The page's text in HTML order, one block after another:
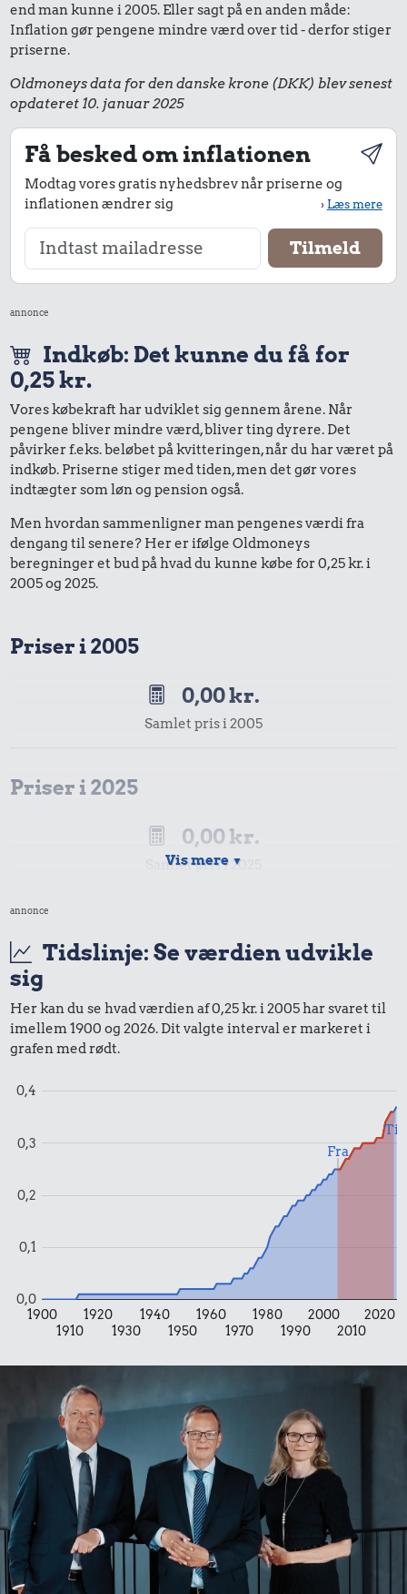
end man kunne i 2005. Eller sagt på en anden måde:
Inflation gør pengene mindre værd over tid - derfor stiger
priserne.
Oldmoneys data for den danske krone (DKK) blev senest
opdateret 10. januar 2025
Få besked om inflationen
Modtag vores gratis nyhedsbrev når priserne og
inflationen ændrer sig
›Læs mere
annonce
Indkøb: Det kunne du få for
0,25 kr.
Vores købekraft har udviklet sig gennem årene. Når
pengene bliver mindre værd, bliver ting dyrere. Det
påvirker f.eks. beløbet på kvitteringen, når du har været på
indkøb. Priserne stiger med tiden, men det gør vores
indtægter som løn og pension også.
Men hvordan sammenligner man pengenes værdi fra
dengang til senere? Her er ifølge Oldmoneys
beregninger et bud på hvad du kunne købe for 0,25 kr. i
2005 og 2025.
Priser i 2005
0,00 kr.
Samlet pris i 2005
Priser i 2025
0,00 kr.
Samlet pris i 2025
Udvalgte varer fra danskernes indkøbskurv gennem tiderne.
datidskroner er på baggrund af forbrugerprisindekset fra
Vis mere ▼
annonce
Tidslinje: Se værdien udvikle
sig
Her kan du se hvad værdien af 0,25 kr. i 2005 har svaret til
imellem 1900 og 2026. Dit valgte interval er markeret i
grafen med rødt.
1900
1910
1920
1930
1940
1950
1960
1970
1980
1990
2000
2010
2020
0,0
0,1
0,2
0,3
0,4
Fra
Til